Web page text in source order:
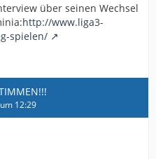
über seinen Wechsel
http://www.liga3-
spielen/
12:29